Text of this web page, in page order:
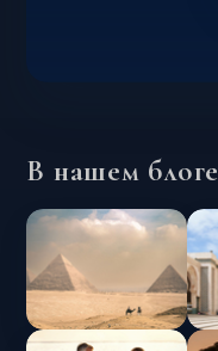
В нашем блоге